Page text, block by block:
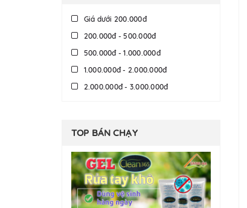
Giá dưới 200.000đ
200.000đ - 500.000đ
500.000đ - 1.000.000đ
1.000.000đ - 2.000.000đ
2.000.000đ - 3.000.000đ
Giá trên 10.000.000đ
TOP BÁN CHẠY